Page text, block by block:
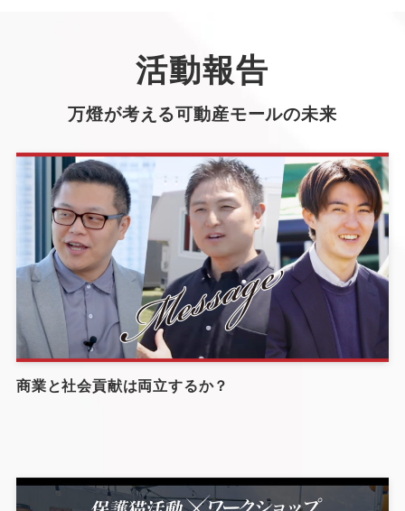
活動報告
万燈が考える可動産モールの未来
商業と社会貢献は両立するか？